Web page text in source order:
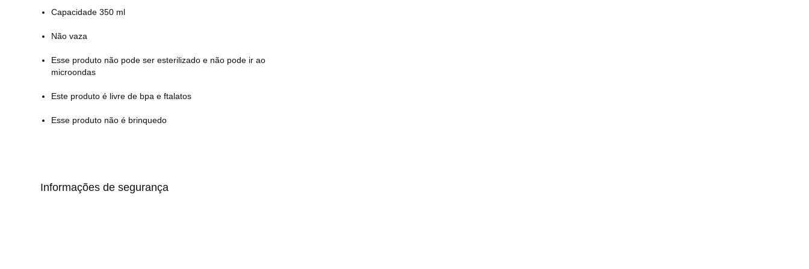
Capacidade 350 ml
Não vaza
Esse produto não pode ser esterilizado e não pode ir ao
microondas
Este produto é livre de bpa e ftalatos
Esse produto não é brinquedo
Informações de segurança